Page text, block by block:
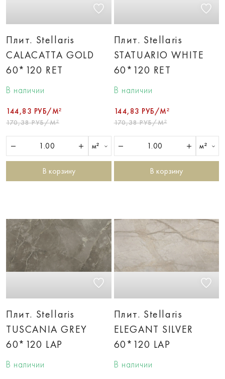
Плит. Stellaris
CALACATTA GOLD
60*120 RET
В наличии
144,83 РУБ/М²
170,38 РУБ/М²
м²
В корзину
Плит. Stellaris
STATUARIO WHITE
60*120 RET
В наличии
144,83 РУБ/М²
170,38 РУБ/М²
м²
В корзину
Плит. Stellaris
TUSCANIA GREY
60*120 LAP
В наличии
Плит. Stellaris
ELEGANT SILVER
60*120 LAP
В наличии